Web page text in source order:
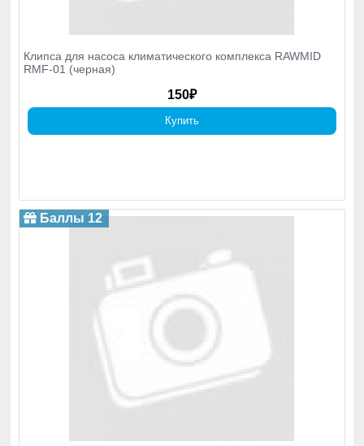
Клипса для насоса климатического комплекса RAWMID
RMF-01 (черная)
150₽
Купить
Баллы 12